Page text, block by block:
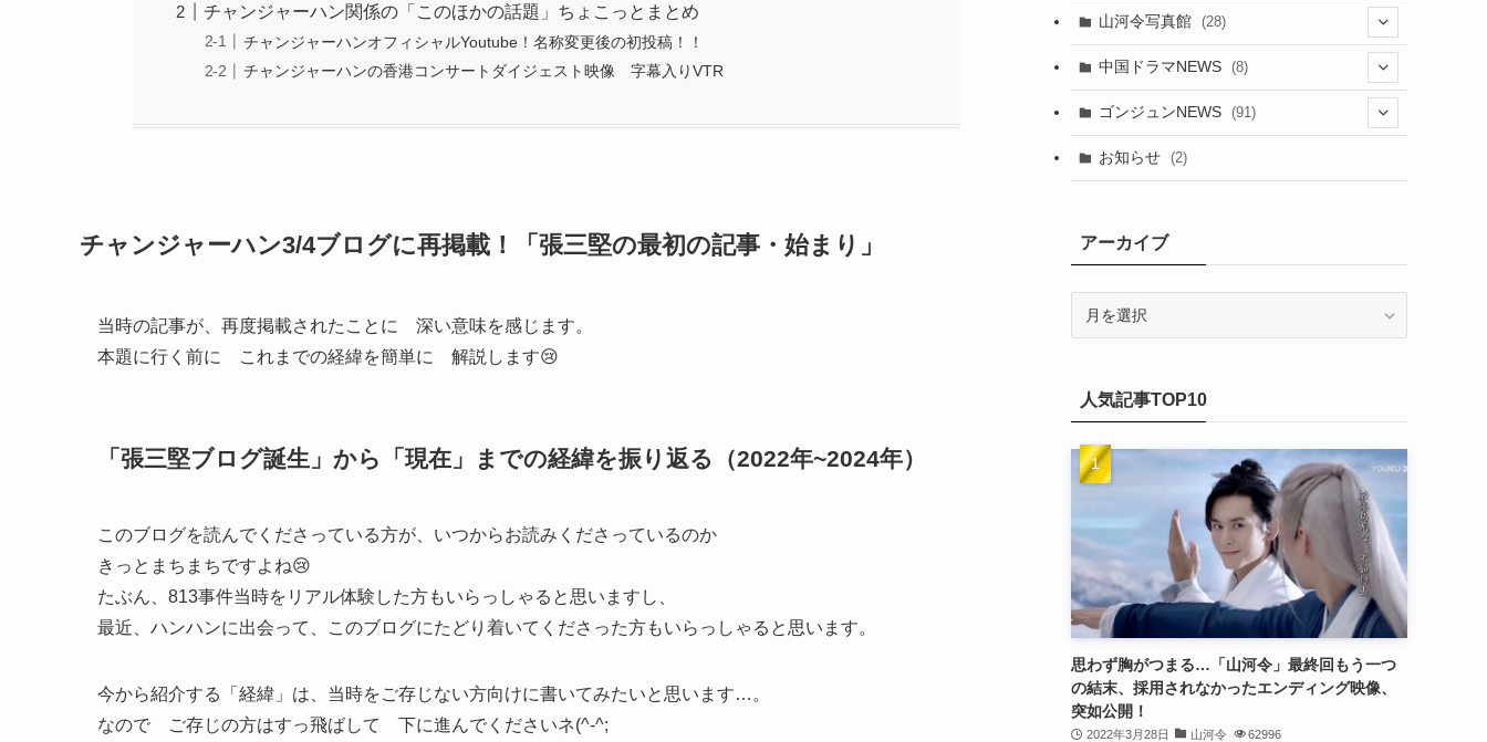
チャンジャーハン関係の「このほかの話題」ちょこっとまとめ
チャンジャーハンオフィシャルYoutube！名称変更後の初投稿！！
チャンジャーハンの香港コンサートダイジェスト映像 字幕入りVTR
チャンジャーハン3/4ブログに再掲載！「張三堅の最初の記事・始まり」
当時の記事が、再度掲載されたことに 深い意味を感じます。
本題に行く前に これまでの経緯を簡単に 解説します😢
「張三堅ブログ誕生」から「現在」までの経緯を振り返る（2022年~2024年）
このブログを読んでくださっている方が、いつからお読みくださっているのか
きっとまちまちですよね😢
たぶん、813事件当時をリアル体験した方もいらっしゃると思いますし、
最近、ハンハンに出会って、このブログにたどり着いてくださった方もいらっしゃると思います。
今から紹介する「経緯」は、当時をご存じない方向けに書いてみたいと思います…。
なので ご存じの方はすっ飛ばして 下に進んでくださいネ(^-^;
(29)
(20)
(21)
(21)
(24)
(23)
(27)
(21)
(25)
(25)
(14)
(42)
(5)
(1)
山河令写真館 (28)
(17)
(3)
(2)
中国ドラマNEWS (8)
(1)
(6)
ゴンジュンNEWS (91)
お知らせ (2)
アーカイブ
ブ人気記事TOP10
思わず胸がつまる…「山河令」最終回もう一つ
の結末、採用されなかったエンディング映像、
突如公開！
2022年3月28日 山河令 62996